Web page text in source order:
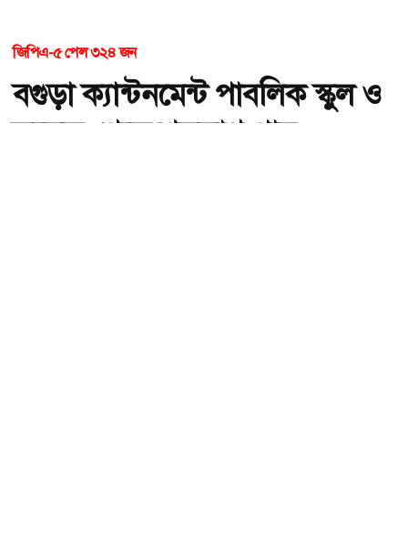
জিপিএ-৫ পেল ৩২৪ জন
বগুড়া ক্যান্টনমেন্ট পাবলিক স্কুল ও
কলেজ থেকে শতভাগ পাস